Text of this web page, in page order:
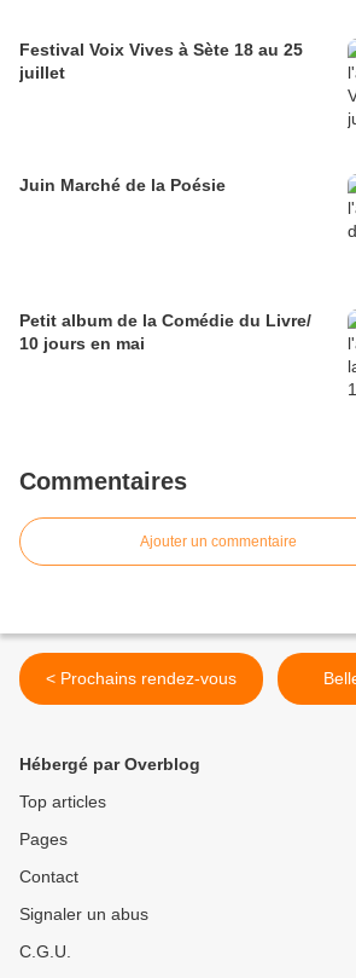
Festival Voix Vives à Sète 18 au 25
juillet
Juin Marché de la Poésie
Petit album de la Comédie du Livre/
10 jours en mai
Commentaires
Ajouter un commentaire
< Prochains rendez-vous
Hébergé par Overblog
Top articles
Pages
Contact
Signaler un abus
C.G.U.